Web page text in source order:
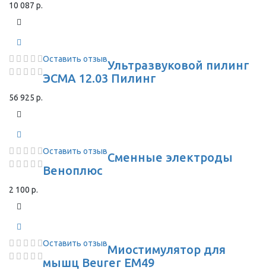
10 087 р.
Оставить отзывУльтразвуковой пилинг
ЭСМА 12.03 Пилинг
56 925 р.
Оставить отзывСменные электроды
Веноплюс
2 100 р.
Оставить отзывМиостимулятор для
мышц Beurer EM49